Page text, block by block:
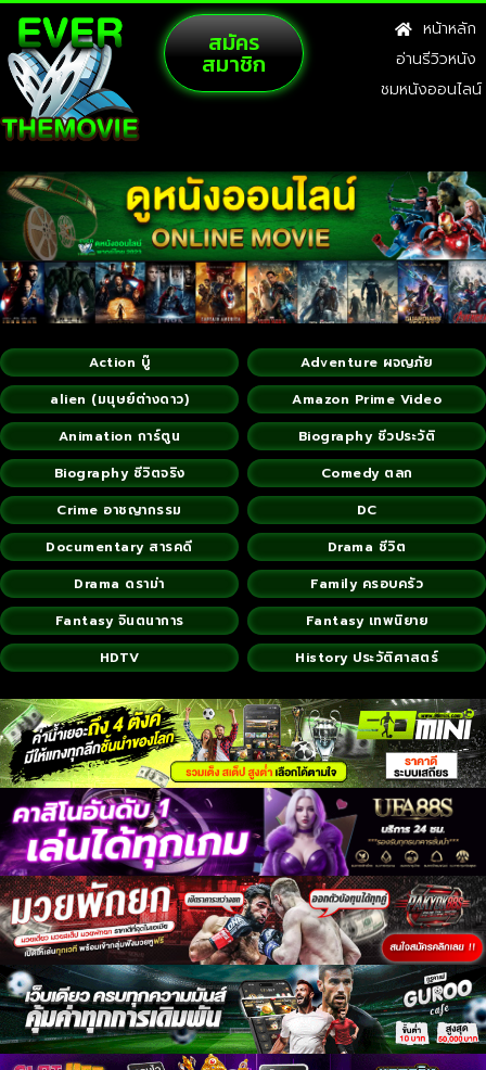
สมัคร
สมาชิก
หน้าหลัก
อ่านรีวิวหนัง
ชมหนังออนไลน์
Action บู๊
Adventure ผจญภัย
alien (มนุษย์ต่างดาว)
Amazon Prime Video
Animation การ์ตูน
Biography ชีวประวัติ
Biography ชีวิตจริง
Comedy ตลก
Crime อาชญากรรม
DC
Documentary สารคดี
Drama ชีวิต
Drama ดราม่า
Family ครอบครัว
Fantasy จินตนาการ
Fantasy เทพนิยาย
HDTV
History ประวัติศาสตร์